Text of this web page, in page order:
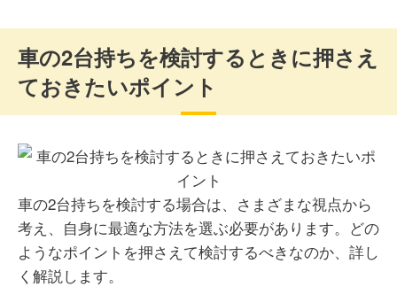
車の2台持ちを検討するときに押さえ
ておきたいポイント
車の2台持ちを検討する場合は、さまざまな視点から
考え、自身に最適な方法を選ぶ必要があります。どの
ようなポイントを押さえて検討するべきなのか、詳し
く解説します。